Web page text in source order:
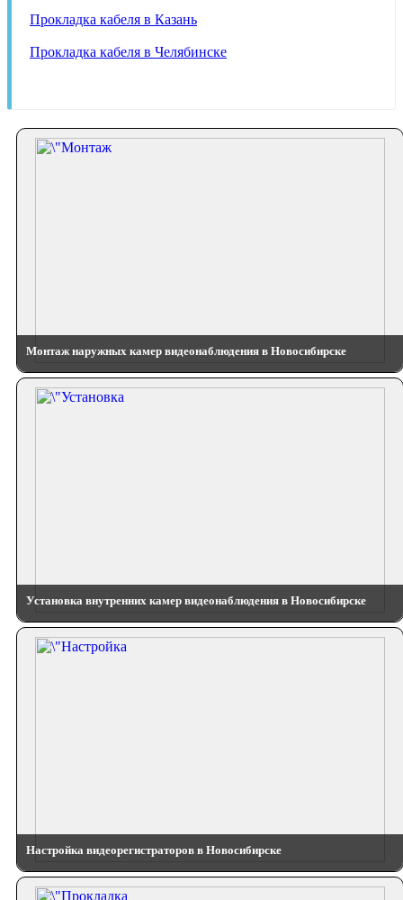
Прокладка кабеля в Казань
Прокладка кабеля в Челябинске
Монтаж наружных камер видеонаблюдения в Новосибирске
Установка внутренних камер видеонаблюдения в Новосибирске
Настройка видеорегистраторов в Новосибирске